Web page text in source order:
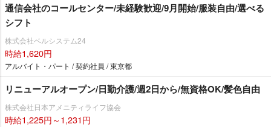
通信会社のコールセンター/未経験歓迎/9月開始/服装自由/選べる
シフト
株式会社ベルシステム24
時給1,620円
アルバイト・パート / 契約社員 / 東京都
リニューアルオープン/日勤介護/週2日から/無資格OK/髪色自由
株式会社日本アメニティライフ協会
時給1,225円～1,231円